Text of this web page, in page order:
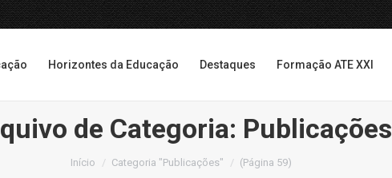
Horizontes da Educação Destaques Formação ATE XXI
de Categoria: Publicações
Você está aqui:
Início Categoria "Publicações" (Página 59)
Horizontes da Educação Destaques Formação ATE XXI